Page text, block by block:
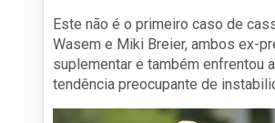
Este não é o primeiro caso de
Wasem e Miki Breier, ambos ex-
suplementar e também enfrentou
tendência preocupante de